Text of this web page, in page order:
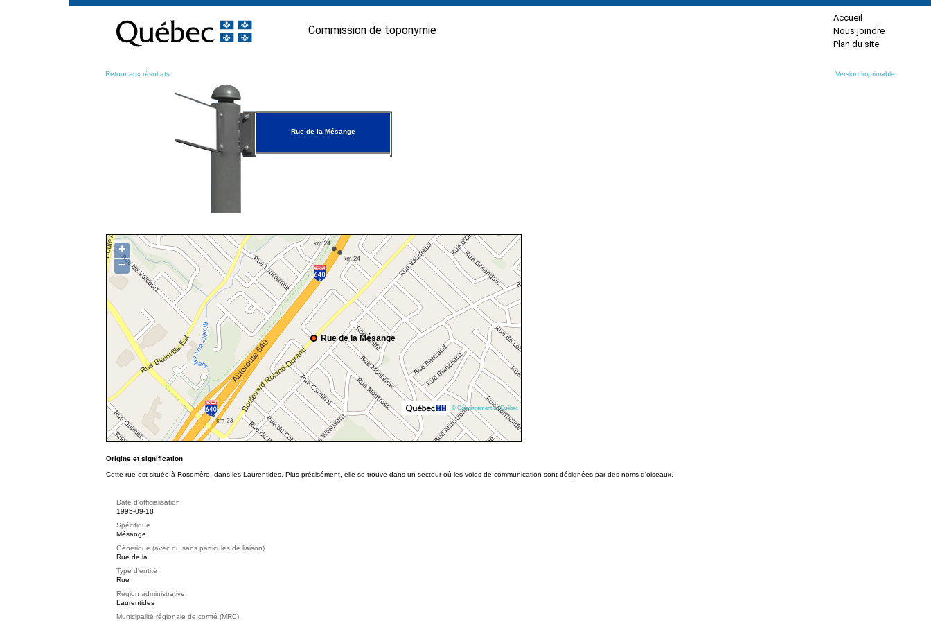
contenu
Commission de toponymie
Accueil
Nous joindre
Plan du site
Retour aux résultats Version imprimable
Rue de la Mésange
Rue de la Mésange
+
−
© Gouvernement du Québec
Origine et signification
Cette rue est située à Rosemère, dans les Laurentides. Plus précisément, elle se trouve dans un secteur où les voies de communication sont désignées par des noms d'oiseaux.
Date d'officialisation
1995-09-18
Spécifique
Mésange
Générique (avec ou sans particules de liaison)
Rue de la
Type d'entité
Rue
Région administrative
Laurentides
Municipalité régionale de comté (MRC)